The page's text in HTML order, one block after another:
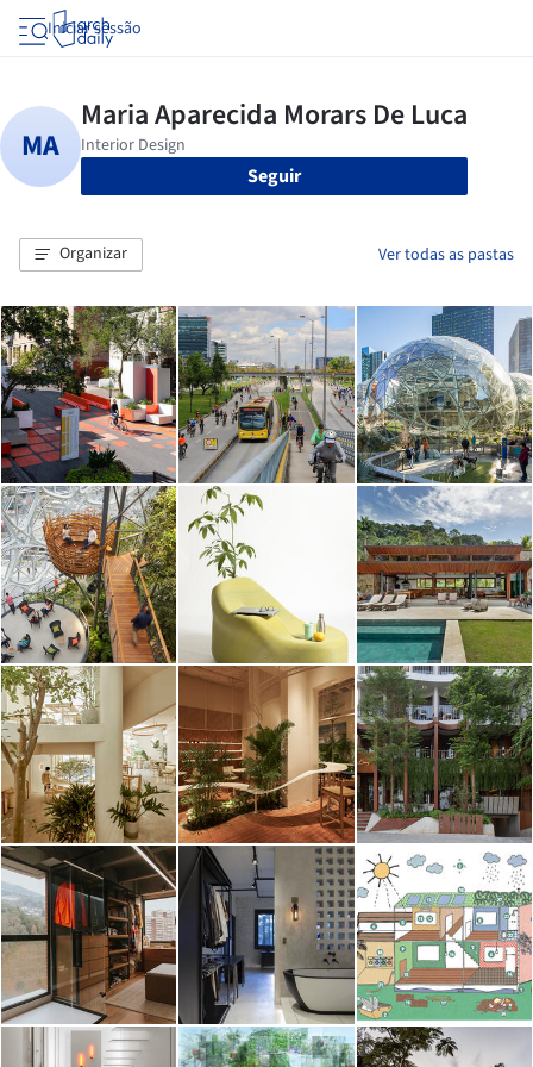
Iniciar sessão
Seguir
Organizar Ver todas as pastas